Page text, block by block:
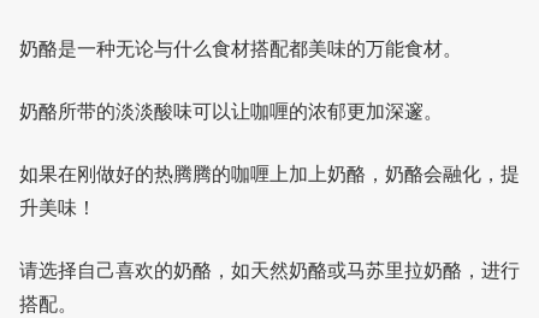
奶酪是一种无论与什么食材搭配都美味的万能食材。
奶酪所带的淡淡酸味可以让咖喱的浓郁更加深邃。
如果在刚做好的热腾腾的咖喱上加上奶酪，奶酪会融化，提
升美味！
请选择自己喜欢的奶酪，如天然奶酪或马苏里拉奶酪，进行
搭配。